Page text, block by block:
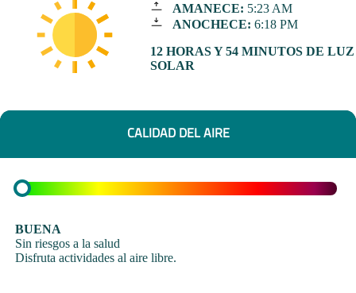
AMANECE: 5:23 AM
ANOCHECE: 6:18 PM
12 HORAS Y 54 MINUTOS DE LUZ
SOLAR
CALIDAD DEL AIRE
BUENA
Sin riesgos a la salud
Disfruta actividades al aire libre.